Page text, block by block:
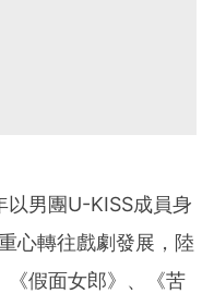
男團U-KISS成員身
心轉往戲劇發展，陸
《假面女郎》、《苦